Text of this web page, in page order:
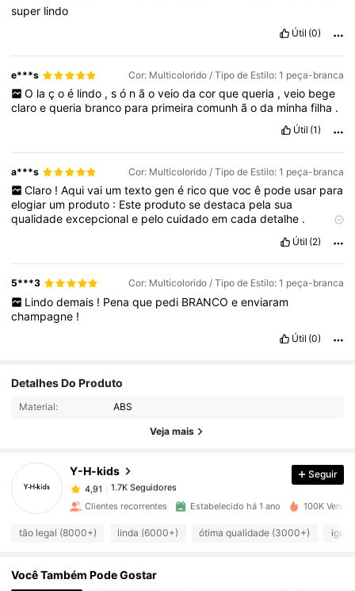
super lindo
Útil (0)
e***s Cor: Multicolorido / Tipo de Estilo: 1 peça-branca
O la ç o é lindo , s ó n ã o veio da cor que queria , veio bege
claroequeria branco para primeiracomunhãoda minhafilha .
Útil (1)
a***s Cor: Multicolorido / Tipo de Estilo: 1 peça-branca
Claro ! Aqui vai um texto gen é rico que voc ê pode usar para
elogiar um produto : Este produtosedestaca pelasua
qualidadeexcepcionale pelocuidadoemcadadetalhe .
dia
emumúnico
item.Alémdisso,seudesignmodernoefuncionaltornaa
experi ê ncia de aindamais agradável . Éumaexcelente
escolha paraquem busca confiança , bomdesempenho eó
timocusto-benefício.Semdúvida,umprodutoque
expectativas
Útil (2)
5***3 Cor: Multicolorido / Tipo de Estilo: 1 peça-branca
Lindo demais ! Pena que pedi BRANCO e enviaram
champagne !
Útil (0)
Detalhes Do Produto
Material: ABS
Veja mais
Y-H-kids
4,91 1.7K Seguidores
1.7K Seguidores
4,91
1.7K Seguidores
m***spago1 dia atrás
4,91
4,91 1.7K Seguidores
Seguir
Clientes recorrentes Estabelecido há 1 ano 100K
tão legal (8000+) linda (6000+) ótima qualidade (3000+) igual
Você Também Pode Gostar